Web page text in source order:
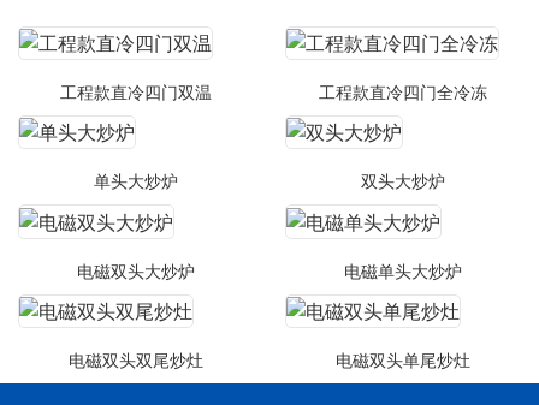
工程款直冷四门双温 工程款直冷四门全冷冻
单头大炒炉 双头大炒炉
电磁双头大炒炉 电磁单头大炒炉
电磁双头双尾炒灶 电磁双头单尾炒灶